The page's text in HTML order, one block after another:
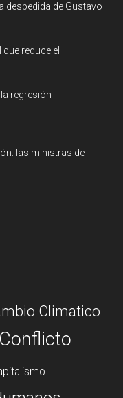
despedida de Gustavo
reduce el
regresión
las ministras de
Climatico
Conflicto